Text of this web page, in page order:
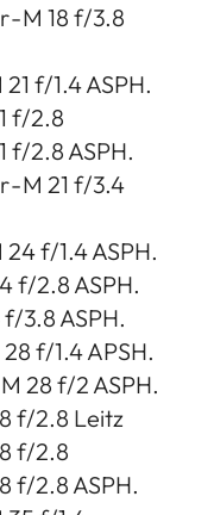
- M 18 f/3.8
21 f/1.4 ASPH.
f/2.8
f/2.8 ASPH.
- M 21 f/3.4
24 f/1.4 ASPH.
f/2.8 ASPH.
3.8 ASPH.
f/1.4 APSH.
28 f/2 ASPH.
f/2.8 Leitz
f/2.8
f/2.8 ASPH.